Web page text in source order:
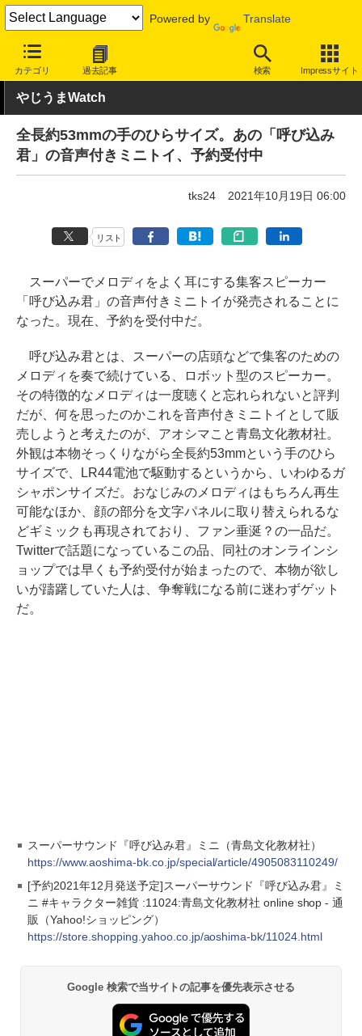
Powered by Translate
カテゴリ 過去記事 検索 Impressサイト
INTERNET Watch ハードウェア
やじうまWatch
全長約53mmの手のひらサイズ。あの「呼び込み
君」の音声付きミニトイ、予約受付中
tks24 2021年10月19日 06:00
リスト
スーパーでメロディをよく耳にする集客スピーカー
「呼び込み君」の音声付きミニトイが発売されることに
なった。現在、予約を受付中だ。
呼び込み君とは、スーパーの店頭などで集客のための
メロディを奏で続けている、ロボット型のスピーカー。
その特徴的なメロディは一度聴くと忘れられないと評判
だが、何を思ったのかこれを音声付きミニトイとして販
売しようと考えたのが、アオシマこと青島文化教材社。
外観は本物そっくりながら全長約53mmという手のひら
サイズで、LR44電池で駆動するというから、いわゆるガ
シャポンサイズだ。おなじみのメロディはもちろん再生
可能なほか、顔の部分を文字パネルに取り替えられるな
どギミックも再現されており、ファン垂涎？の一品だ。
Twitterで話題になっているこの品、同社のオンラインシ
ョップでは早くも予約受付が始まったので、本物が欲し
いが躊躇していた人は、争奪戦になる前に迷わずゲット
だ。
スーパーサウンド『呼び込み君』ミニ（青島文化教材社）
https://www.aoshima-bk.co.jp/special/article/4905083110249/
[予約2021年12月発送予定]スーパーサウンド『呼び込み君』ミ
ニ #キャラクター雑貨 :11024:青島文化教材社 online shop - 通
販（Yahoo!ショッピング）
https://store.shopping.yahoo.co.jp/aoshima-bk/11024.html
Google 検索で当サイトの記事を優先表示させる